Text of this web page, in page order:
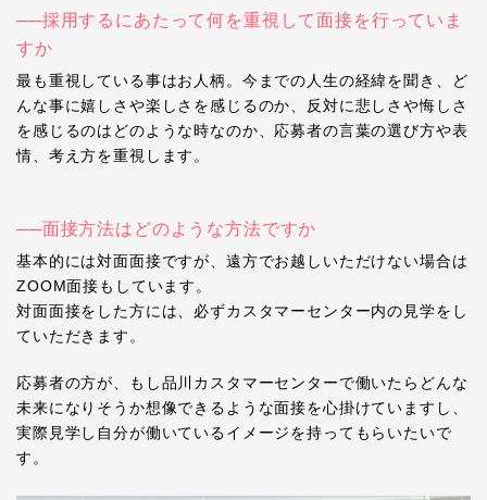
──採用するにあたって何を重視して面接を行っていま
すか
最も重視している事はお人柄。今までの人生の経緯を聞き、ど
んな事に嬉しさや楽しさを感じるのか、反対に悲しさや悔しさ
を感じるのはどのような時なのか、応募者の言葉の選び方や表
情、考え方を重視します。
──面接方法はどのような方法ですか
基本的には対面面接ですが、遠方でお越しいただけない場合は
ZOOM面接もしています。
対面面接をした方には、必ずカスタマーセンター内の見学をし
ていただきます。
応募者の方が、もし品川カスタマーセンターで働いたらどんな
未来になりそうか想像できるような面接を心掛けていますし、
実際見学し自分が働いているイメージを持ってもらいたいで
す。